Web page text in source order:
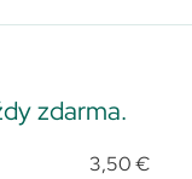
zdarma.
3,50 €